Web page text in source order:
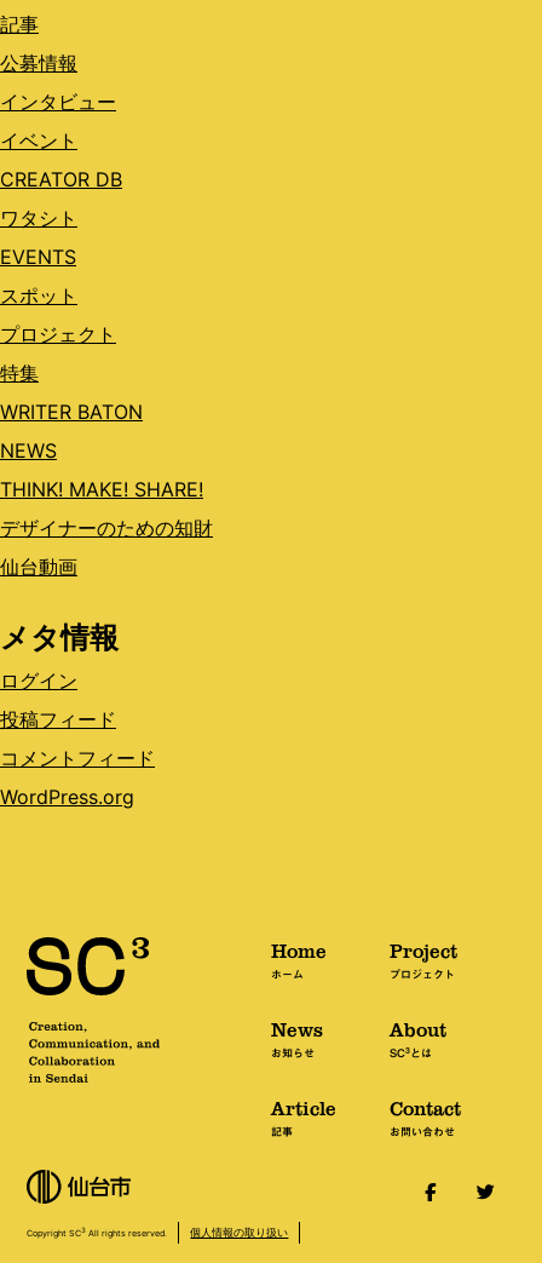
記事
公募情報
インタビュー
イベント
CREATOR DB
ワタシト
EVENTS
スポット
プロジェクト
特集
WRITER BATON
NEWS
THINK! MAKE! SHARE!
デザイナーのための知財
仙台動画
メタ情報
ログイン
投稿フィード
コメントフィード
WordPress.org
Home
ホーム
News
お知らせ
Article
記事
Project
プロジェクト
About
SC3とは
Contact
お問い合わせ
Copyright SC3 All rights reserved. 個人情報の取り扱い